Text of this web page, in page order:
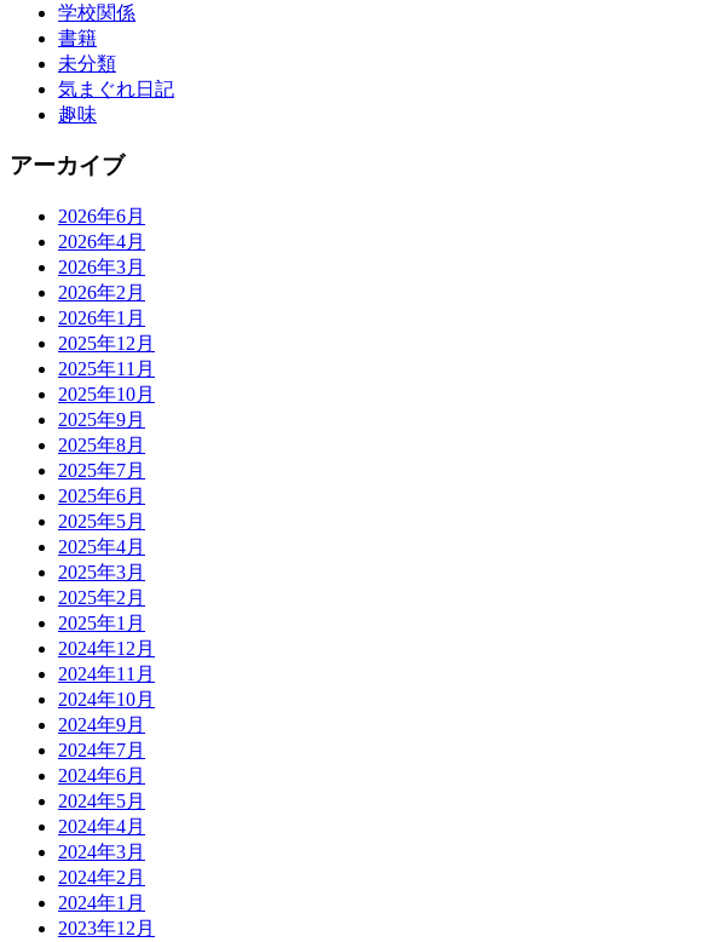
学校関係
書籍
未分類
気まぐれ日記
趣味
アーカイブ
2026年6月
2026年4月
2026年3月
2026年2月
2026年1月
2025年12月
2025年11月
2025年10月
2025年9月
2025年8月
2025年7月
2025年6月
2025年5月
2025年4月
2025年3月
2025年2月
2025年1月
2024年12月
2024年11月
2024年10月
2024年9月
2024年7月
2024年6月
2024年5月
2024年4月
2024年3月
2024年2月
2024年1月
2023年12月